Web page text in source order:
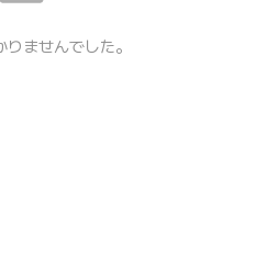
ませんでした。